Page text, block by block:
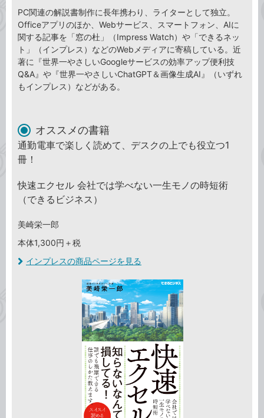
PC関連の解説書制作に長年携わり、ライターとして独立。
Officeアプリのほか、Webサービス、スマートフォン、AIに
関する記事を「窓の杜」（Impress Watch）や「できるネッ
ト」（インプレス）などのWebメディアに寄稿している。近
著に『世界一やさしいGoogleサービスの効率アップ便利技
Q&A』や『世界一やさしいChatGPT＆画像生成AI』（いずれ
もインプレス）などがある。
オススメの書籍
通勤電車で楽しく読めて、デスクの上でも役立つ1
冊！
快速エクセル 会社では学べない一生モノの時短術
（できるビジネス）
美崎栄一郎
本体1,300円＋税
インプレスの商品ページを見る